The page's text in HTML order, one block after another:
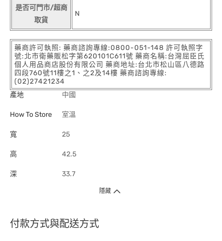
是否可門市/超商
取貨
N
藥商許可執照: 藥商諮詢專線:0800-051-148 許可執照字
號:北市衛藥販松字第620101C611號 藥商名稱:台灣屈臣氏
個人用品商店股份有限公司 藥商地址:台北市松山區八德路
四段760號11樓之1、之2及14樓 藥商諮詢專線:
(02)27421234
產地
中國
How To Store 室溫
寬 25
高 42.5
深 33.7
隱藏
付款方式與配送方式